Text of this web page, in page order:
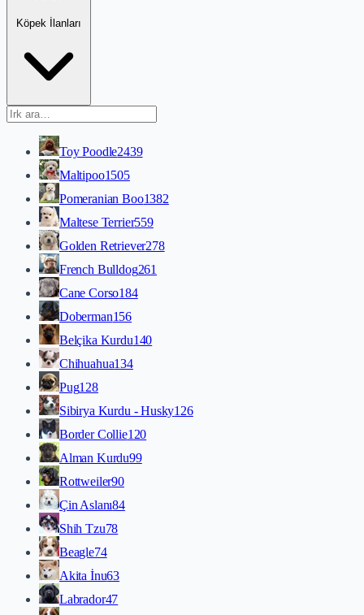
Köpek İlanları
Toy Poodle2439
Maltipoo1505
Pomeranian Boo1382
Maltese Terrier559
Golden Retriever278
French Bulldog261
Cane Corso184
Doberman156
Belçika Kurdu140
Chihuahua134
Pug128
Sibirya Kurdu - Husky126
Border Collie120
Alman Kurdu99
Rottweiler90
Çin Aslanı84
Shih Tzu78
Beagle74
Akita İnu63
Labrador47